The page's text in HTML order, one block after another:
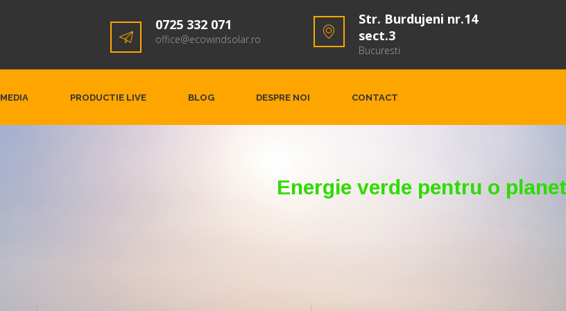
0725 332 071
office@ecowindsolar.ro
Str. Burdujeni nr.14
sect.3
Bucuresti
MEDIA PRODUCTIE LIVE BLOG DESPRE NOI CONTACT
Energie verde pentru o